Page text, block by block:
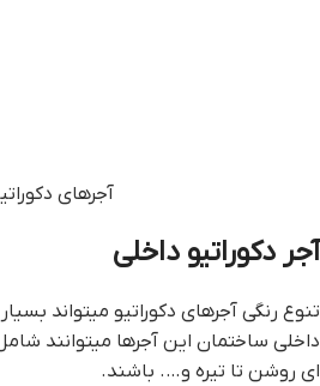
آجرهای
آجر دکوراتیو داخلی
تنوع رنگی آجرهای دکوراتیو میتواند
داخلی ساختمان این آجرها میتوانند
ای روشن تا تیره و…. باشند.